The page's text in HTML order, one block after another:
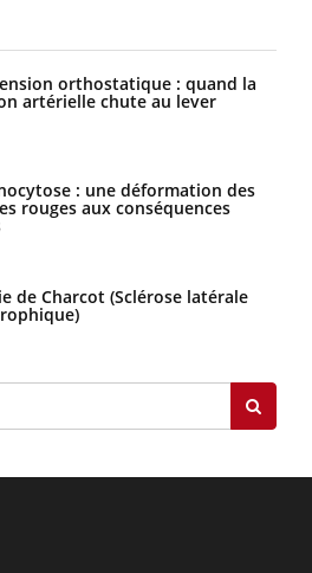
orthostatique : quand la
artérielle chute au lever
: une déformation des
rouges aux conséquences
de Charcot (Sclérose latérale